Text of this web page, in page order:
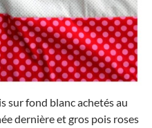
sur fond blanc achetés au
dernière et gros pois roses